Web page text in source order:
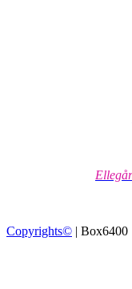
Copyrights© | Box6400